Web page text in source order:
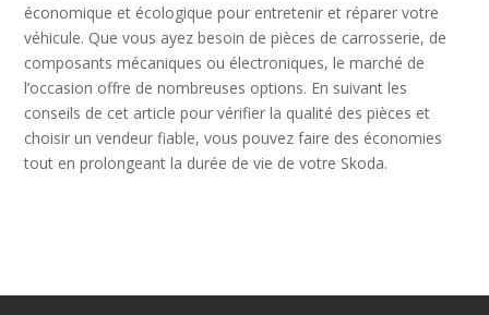
économique et écologique pour entretenir et réparer votre
véhicule. Que vous ayez besoin de pièces de carrosserie, de
composants mécaniques ou électroniques, le marché de
l’occasion offre de nombreuses options. En suivant les
conseils de cet article pour vérifier la qualité des pièces et
choisir un vendeur fiable, vous pouvez faire des économies
tout en prolongeant la durée de vie de votre Skoda.